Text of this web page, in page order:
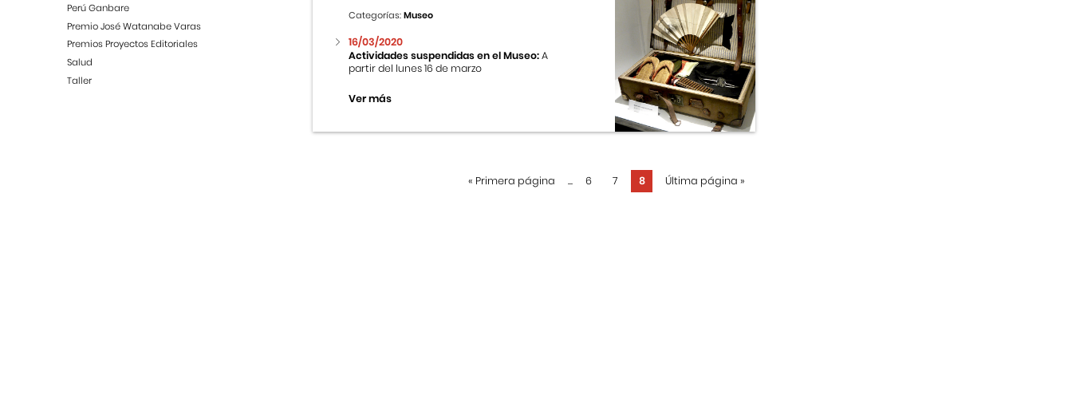
Perú Ganbare
Premio José Watanabe Varas
Premios Proyectos Editoriales
Salud
Taller
Categorías:Museo
16/03/2020
Actividades suspendidas en el Museo:A
partir del lunes 16 de marzo
Ver más
« Primera página ... 6 7 8 Última página »